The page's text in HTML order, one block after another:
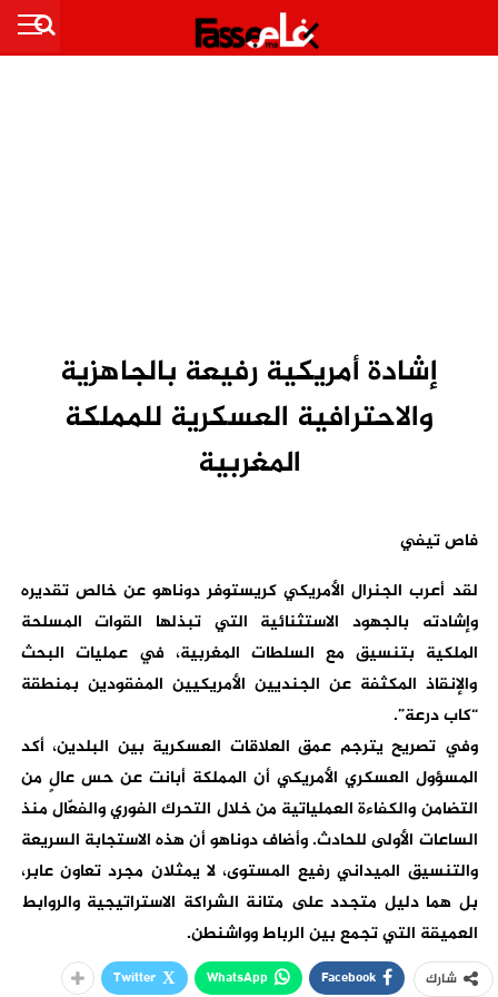
إشادة أمريكية رفيعة بالجاهزية
والاحترافية العسكرية للمملكة
المغربية
فاص تيفي
لقد ​أعرب الجنرال الأمريكي كريستوفر دوناهو عن خالص تقديره
وإشادته بالجهود الاستثنائية التي تبذلها القوات المسلحة
الملكية بتنسيق مع السلطات المغربية، في عمليات البحث
والإنقاذ المكثفة عن الجنديين الأمريكيين المفقودين بمنطقة
“كاب درعة”.
​وفي تصريح يترجم عمق العلاقات العسكرية بين البلدين، أكد
المسؤول العسكري الأمريكي أن المملكة أبانت عن حس عالٍ من
التضامن والكفاءة العملياتية من خلال التحرك الفوري والفعّال منذ
الساعات الأولى للحادث. وأضاف دوناهو أن هذه الاستجابة السريعة
والتنسيق الميداني رفيع المستوى، لا يمثلان مجرد تعاون عابر،
بل هما دليل متجدد على متانة الشراكة الاستراتيجية والروابط
العميقة التي تجمع بين الرباط وواشنطن.
شارك Facebook
WhatsApp
Twitter